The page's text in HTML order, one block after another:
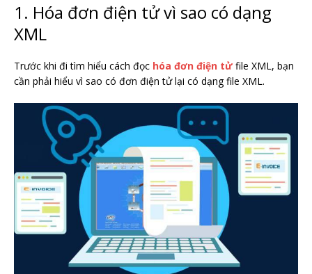
1. Hóa đơn điện tử vì sao có dạng
XML
Trước khi đi tìm hiểu cách đọc hóa đơn điện tửfile XML, bạn
cần phải hiểu vì sao có đơn điện tử lại có dạng file XML.